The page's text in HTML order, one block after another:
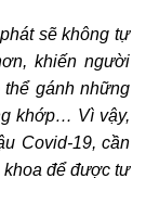
sẽ không tự
khiến người
gánh những
khớp… Vì vậy,
Covid-19, cần
khoa để được tư